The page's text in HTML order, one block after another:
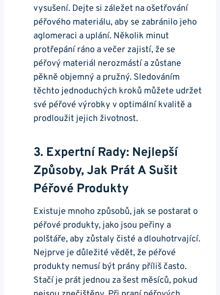
vysušení. Dejte si záležet na ošetřování
péřového materiálu, aby se zabránilo jeho
aglomeraci a uplání. Několik minut
protřepání ráno a večer zajistí, že se
péřový materiál nerozmástí a zůstane
pěkně objemný a pružný. Sledováním
těchto jednoduchých kroků můžete udržet
své péřové výrobky v optimální kvalitě a
prodloužit jejich životnost.
3. Expertní Rady: Nejlepší
Způsoby, Jak Prát A Sušit
Péřové Produkty
Existuje mnoho způsobů, jak se postarat o
péřové produkty, jako jsou peřiny a
polštáře, aby zůstaly čisté a dlouhotrvající.
Nejprve je důležité vědět, že péřové
produkty nemusí být prány příliš často.
Stačí je prát jednou za šest měsíců, pokud